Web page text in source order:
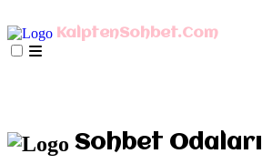
KalptenSohbet.Com
Sohbet Odaları